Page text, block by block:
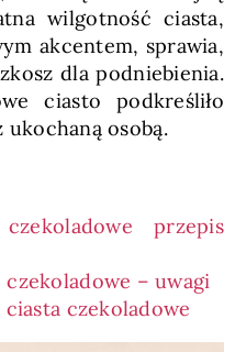
Polski
wilgotność ciasta,
akcentem, sprawia,
dla podniebienia.
ciasto podkreśliło
osobą.
przepis
– uwagi
czekoladowe